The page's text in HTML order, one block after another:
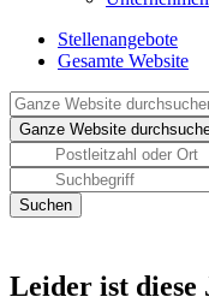
Stellenangebote
Gesamte Website
Leider ist diese